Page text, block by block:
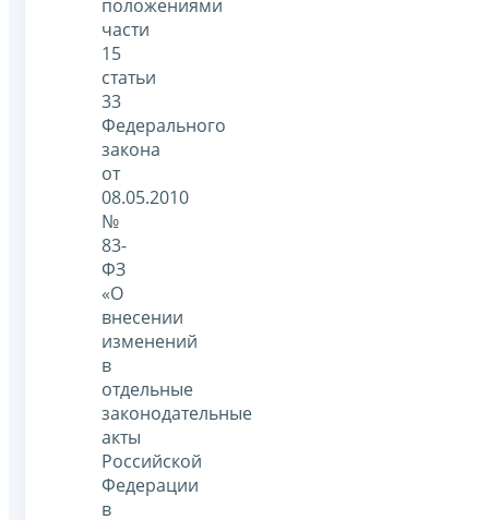
положениями
части
15
статьи
33
Федерального
закона
от
08.05.2010
№
83-
ФЗ
«О
внесении
изменений
в
отдельные
законодательные
акты
Российской
Федерации
в